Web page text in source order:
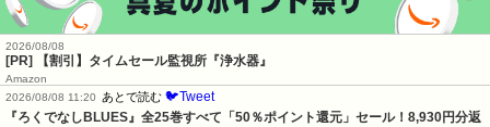
2026/08/08
[PR] 【割引】タイムセール監視所『浄水器』
Amazon
2026/08/08 11:20
あとで読む 🐦Tweet
『ろくでなしBLUES』全25巻すべて「50％ポイント還元」セール！8,930円分返